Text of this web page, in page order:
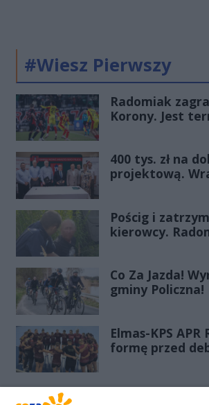
#Wiesz Pierwszy
Radomiak
Korony. Jest
400 tys. zł na
projektową.
Pościg i
kierowcy.
Co Za Jazda!
gminy Policzna!
Elmas-KPS
formę przed